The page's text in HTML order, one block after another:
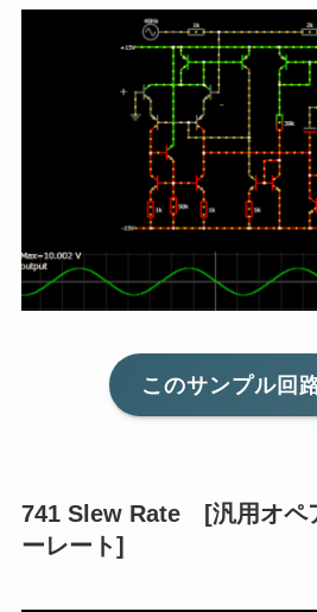
このサンプル回
741 Slew Rate [汎用オ
ーレート]